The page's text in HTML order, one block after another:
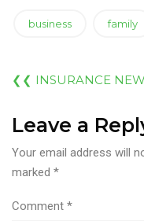
business family
❮❮ INSURANCE
Leave a
Your email address will
marked *
Comment *